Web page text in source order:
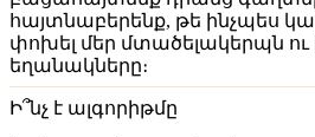
հայտնաբերենք, թե ինչպես
փոխել մեր մտածելակերպն ու
եղանակները։
Ի՞նչ է ալգորիթմը